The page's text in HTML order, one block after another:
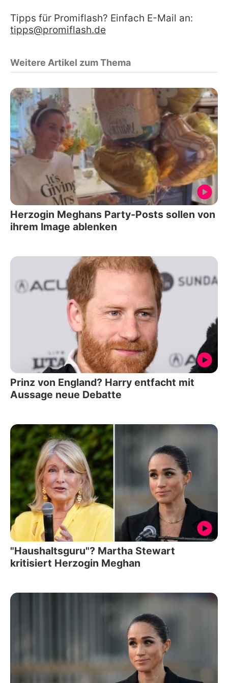
Tipps für Promiflash? Einfach E-Mail an:
tipps@promiflash.de
Weitere Artikel zum Thema
Herzogin Meghans Party-Posts sollen von
ihrem Image ablenken
Prinz von England? Harry entfacht mit
Aussage neue Debatte
"Haushaltsguru"? Martha Stewart
kritisiert Herzogin Meghan